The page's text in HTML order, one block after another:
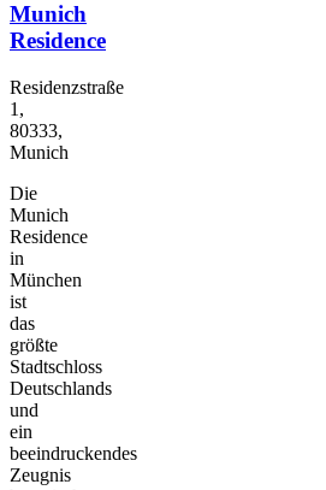
Munich
Residence
Residenzstraße
1,
80333,
Munich
Die
Munich
Residence
in
München
ist
das
größte
Stadtschloss
Deutschlands
und
ein
beeindruckendes
Zeugnis